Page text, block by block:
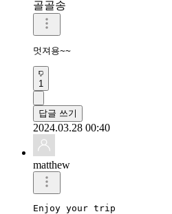
골골송
멋져용~~
1
답글 쓰기
2024.03.28 00:40
matthew
Enjoy your trip